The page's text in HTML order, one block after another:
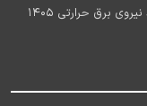
آخرین اخبار استخدام شرکت مادر تخصصی تولید نیروی برق حرارتی 1405